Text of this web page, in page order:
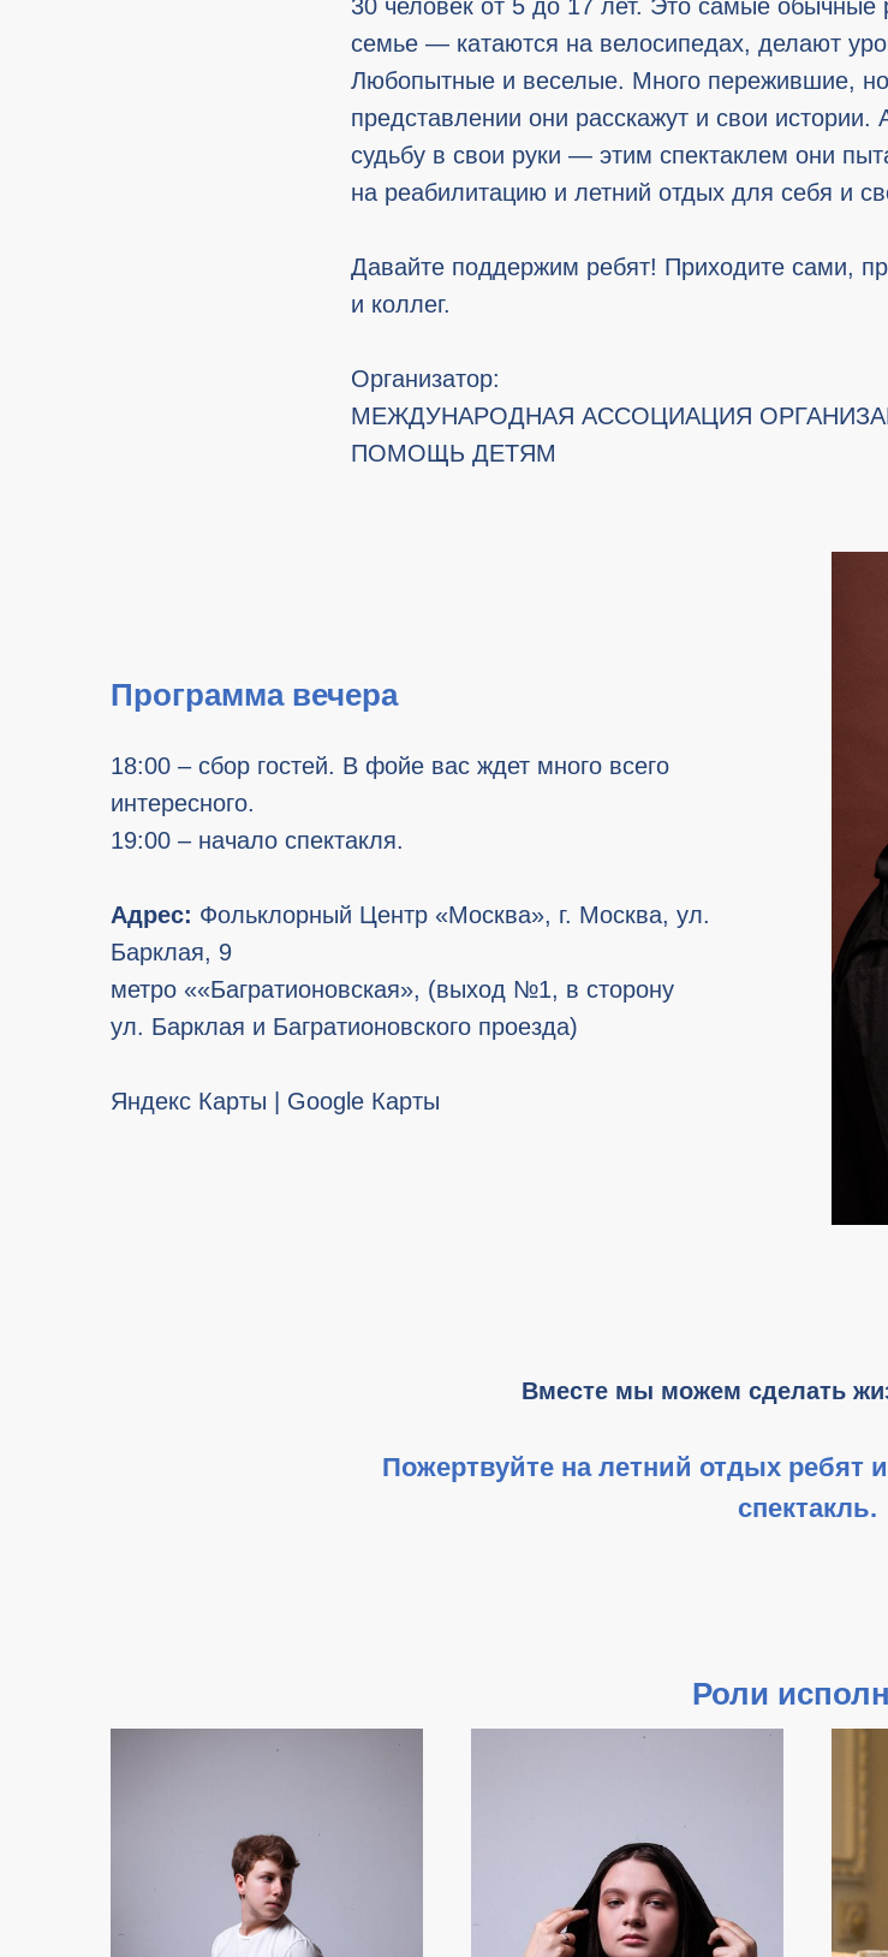
30 человек от 5 до 17 лет. Это самые
семье — катаются на велосипедах, делают
Любопытные и веселые. Много пережившие,
представлении они расскажут и свои истории.
судьбу в свои руки — этим спектаклем они
на реабилитацию и летний отдых для себя и
Давайте поддержим ребят! Приходите сами,
и коллег.
Организатор:
МЕЖДУНАРОДНАЯ АССОЦИАЦИЯ
ПОМОЩЬ ДЕТЯМ
Программа вечера
18:00 – сбор гостей. В фойе вас ждет много всего
интересного.
19:00 – начало спектакля.
Адрес: Фольклорный Центр «Москва», г. Москва, ул.
Барклая, 9
метро ««Багратионовская», (выход №1, в сторону
ул. Барклая и Багратионовского проезда)
Яндекс Карты | Google Карты
Вместе мы можем сделать
Пожертвуйте на летний отдых ребят
спектакль.
Роли